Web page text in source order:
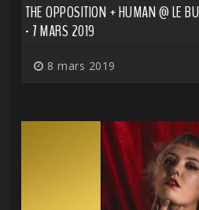
THE OPPOSITION + HUMAN @ LE
- 7 MARS 2019
8 mars 2019